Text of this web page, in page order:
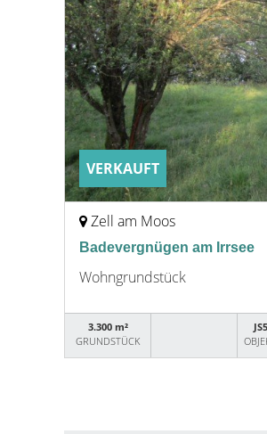
VERKAUFT
Zell am Moos
Badevergnügen am Irrsee
Wohngrundstück
3.300 m²
GRUNDSTÜCK